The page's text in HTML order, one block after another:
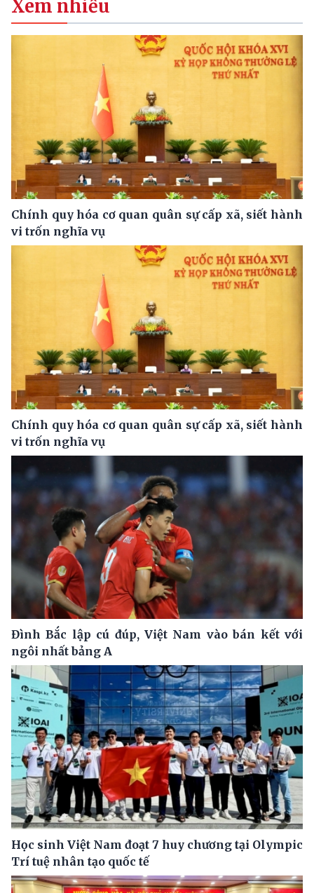
Xem nhiều
Chính quy hóa cơ quan quân sự cấp xã, siết hành
vi trốn nghĩa vụ
Chính quy hóa cơ quan quân sự cấp xã, siết hành
vi trốn nghĩa vụ
Đình Bắc lập cú đúp, Việt Nam vào bán kết với
ngôi nhất bảng A
Học sinh Việt Nam đoạt 7 huy chương tại Olympic
Trí tuệ nhân tạo quốc tế